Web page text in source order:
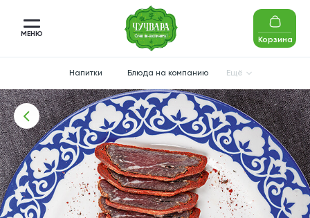
МЕНЮ
Корзина
Напитки Блюда на компанию Ещё